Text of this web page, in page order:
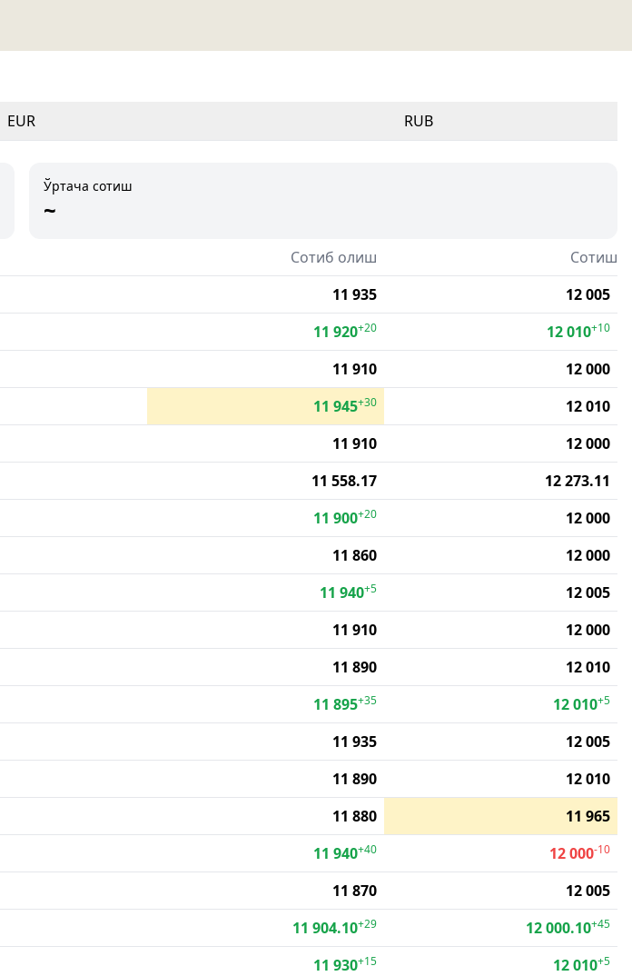
EUR
RUB
Ўртача сотиш
~
Сотиб олиш
Сотиш
11 935
12 005
11 920+20 12 010+10
11 910
12 000
11 945+30
12 010
11 910
12 000
11 558.17
12 273.11
11 900+20
12 000
11 860
12 000
11 940+5
12 005
11 910
12 000
11 890
12 010
11 895+35 12 010+5
11 935
12 005
11 890
12 010
11 880
11 965
11 940+40 12 000-10
11 870
12 005
11 904.10+29 12 000.10+45
11 930+15 12 010+5